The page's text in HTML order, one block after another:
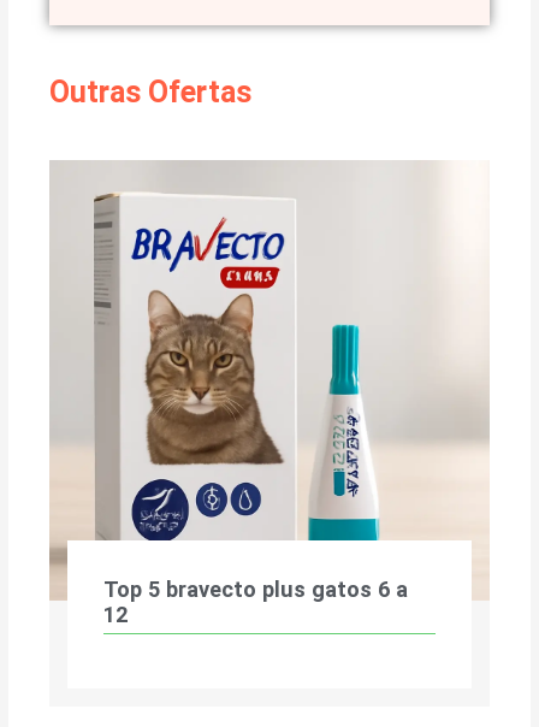
Outras Ofertas
Top 5 bravecto plus gatos 6 a
12